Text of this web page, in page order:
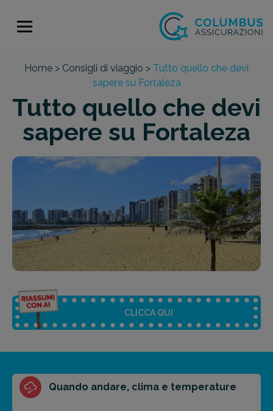
Home > Consigli di viaggio > Tutto quello che devi
sapere su Fortaleza
Tutto quello che devi
sapere su Fortaleza
CLICCA QUI
Riassunto dell'articolo
Scegli il formato del riassunto
Quando andare, clima e temperature